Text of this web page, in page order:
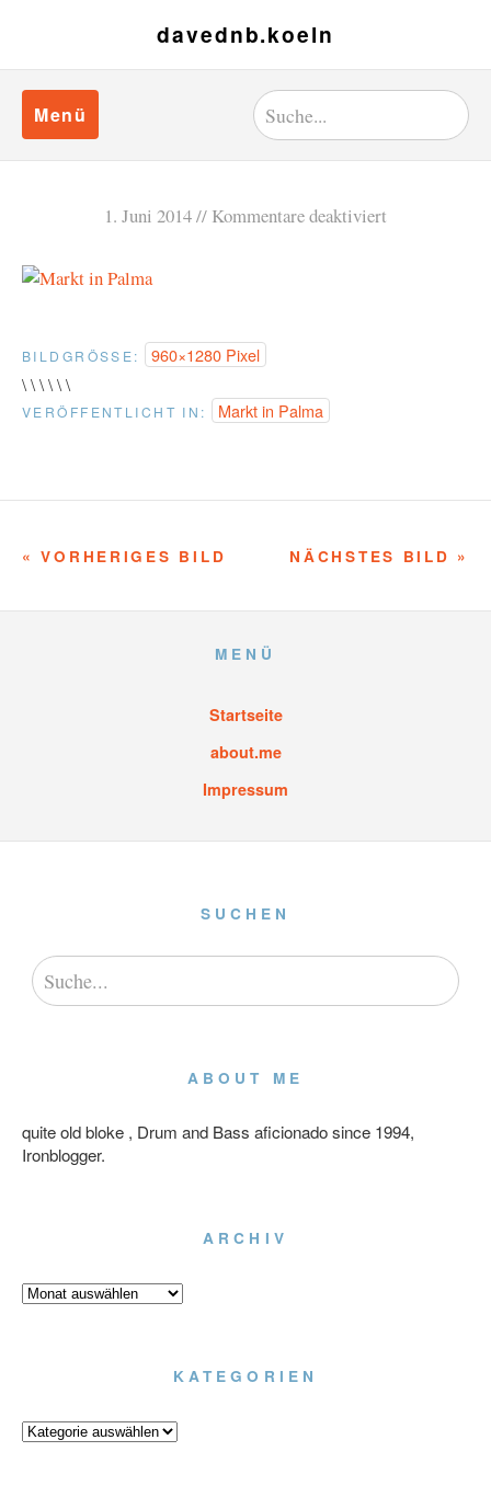
davednb.koeln
Menü
1. Juni 2014 Kommentare deaktiviert
BILDGRÖSSE:
960×1280 Pixel
\ \ \ \ \ \
VERÖFFENTLICHT IN: Markt in Palma
NÄCHSTES BILD »
« VORHERIGES BILD
MENÜ
Startseite
about.me
Impressum
SUCHEN
ABOUT ME
quite old bloke , Drum and Bass aficionado since 1994,
Ironblogger.
ARCHIV
Archiv
KATEGORIEN
Kategorien